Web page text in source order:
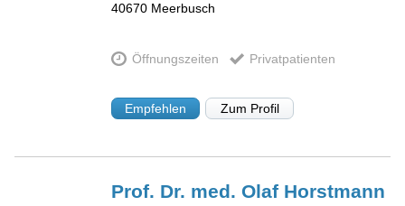
40670 Meerbusch
Öffnungszeiten Privatpatienten
Empfehlen Zum Profil
Prof. Dr. med. Olaf Horstmann